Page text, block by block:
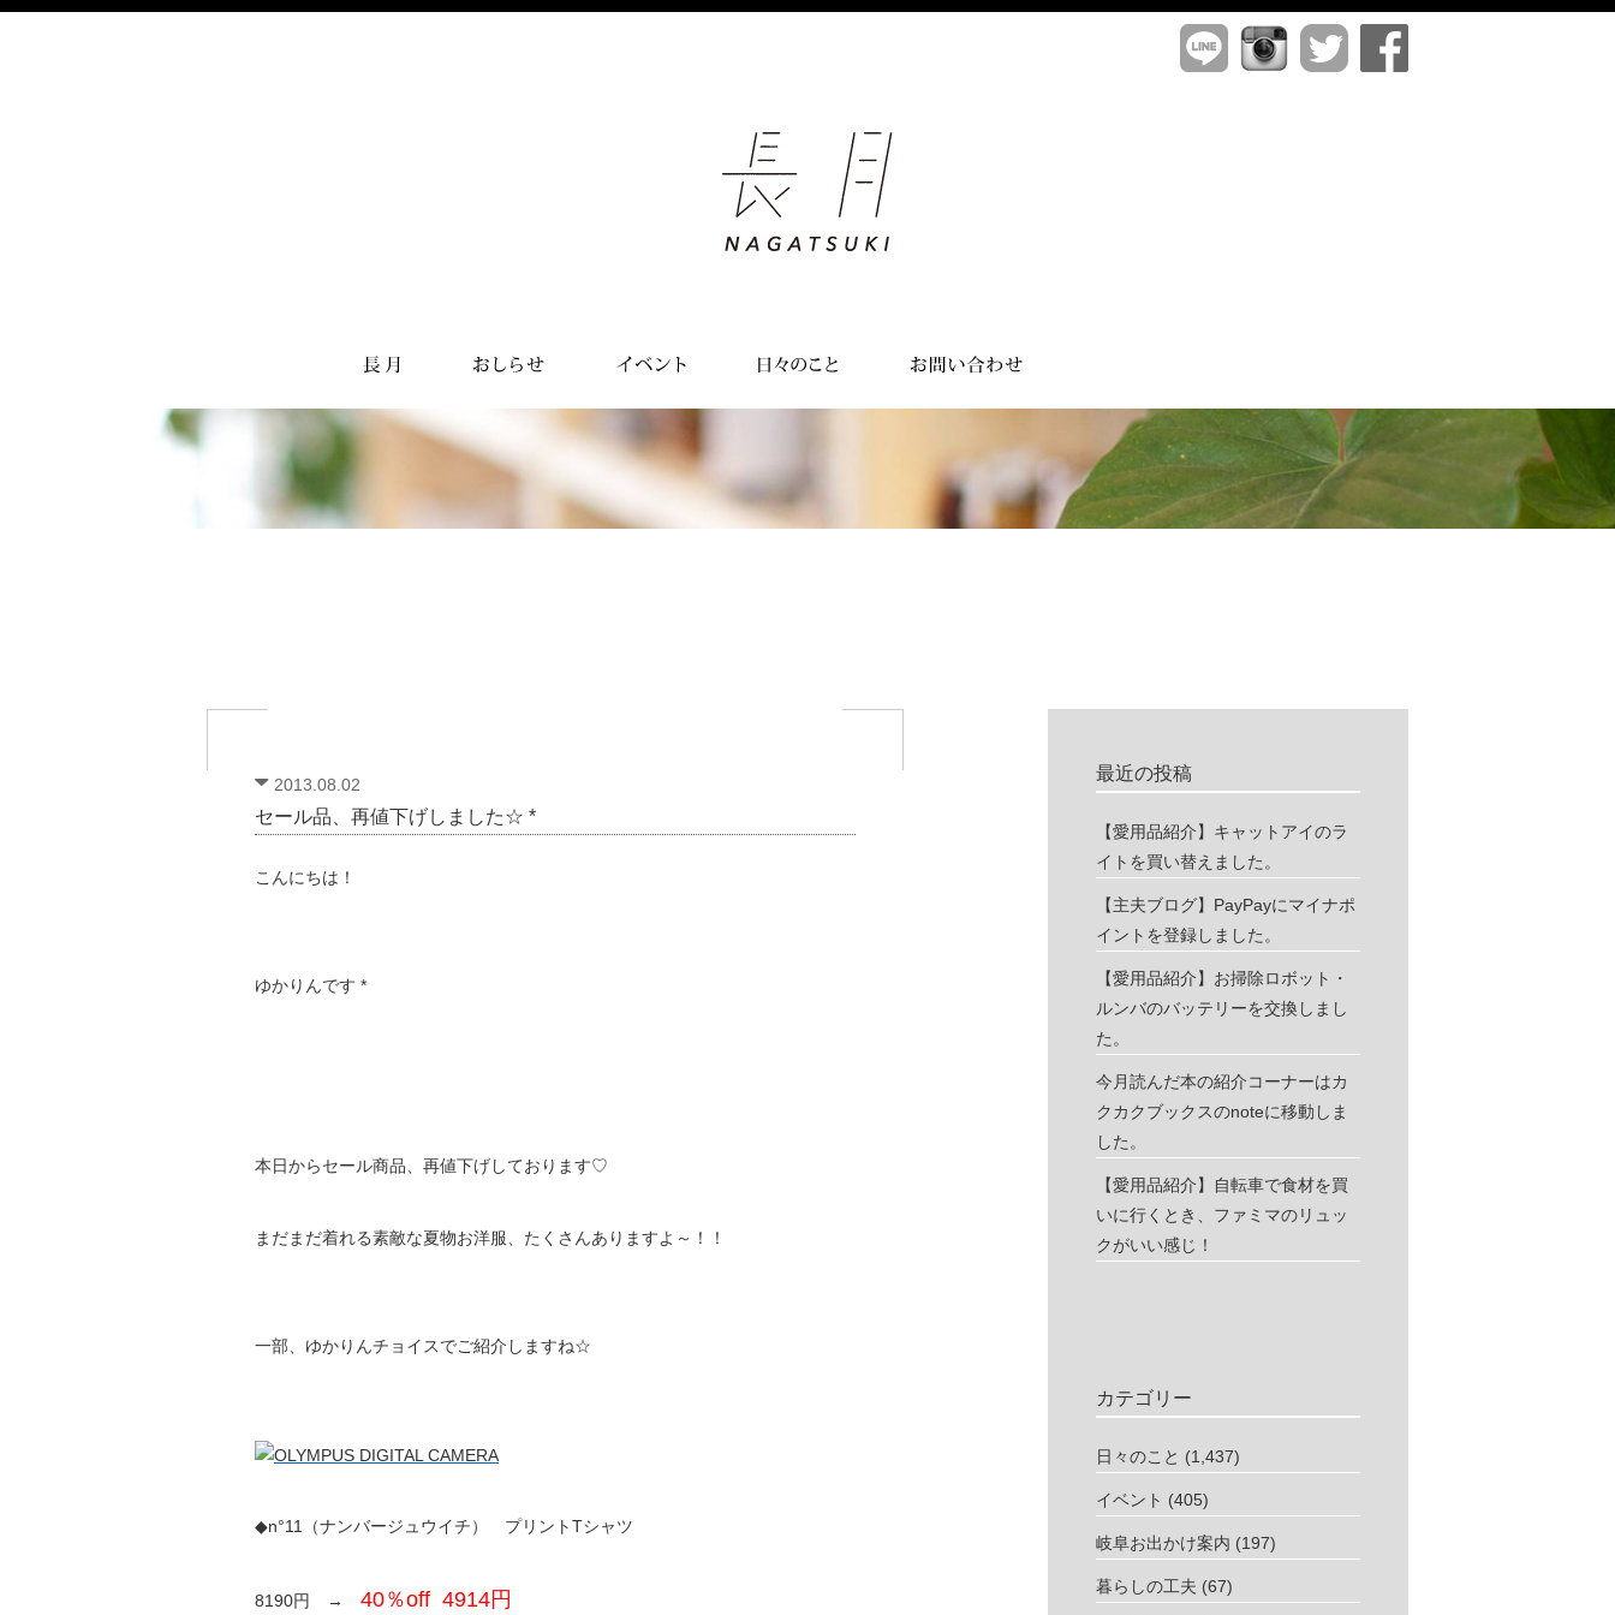
2013.08.02
セール品、再値下げしました☆ *
こんにちは！
ゆかりんです *
本日からセール商品、再値下げしております♡
まだまだ着れる素敵な夏物お洋服、たくさんありますよ～！！
一部、ゆかりんチョイスでご紹介しますね☆
◆n°11（ナンバージュウイチ） プリントTシャツ
8190円 → 40％off 4914円
最近の投稿
【愛用品紹介】キャットアイのラ
イトを買い替えました。
【主夫ブログ】PayPayにマイナポ
イントを登録しました。
【愛用品紹介】お掃除ロボット・
ルンバのバッテリーを交換しまし
た。
今月読んだ本の紹介コーナーはカ
クカクブックスのnoteに移動しま
した。
【愛用品紹介】自転車で食材を買
いに行くとき、ファミマのリュッ
クがいい感じ！
カテゴリー
日々のこと (1,437)
イベント (405)
岐阜お出かけ案内 (197)
暮らしの工夫 (67)